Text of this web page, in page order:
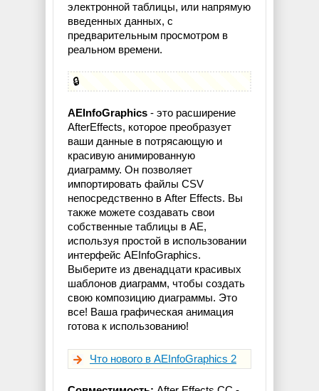
электронной таблицы, или напрямую
введенных данных, с
предварительным просмотром в
реальном времени.
🔒
AEInfoGraphics - это расширение
AfterEffects, которое преобразует
ваши данные в потрясающую и
красивую анимированную
диаграмму. Он позволяет
импортировать файлы CSV
непосредственно в After Effects. Вы
также можете создавать свои
собственные таблицы в AE,
используя простой в использовании
интерфейс AEInfoGraphics.
Выберите из двенадцати красивых
шаблонов диаграмм, чтобы создать
свою композицию диаграммы. Это
все! Ваша графическая анимация
готова к использованию!
Что нового в AEInfoGraphics 2